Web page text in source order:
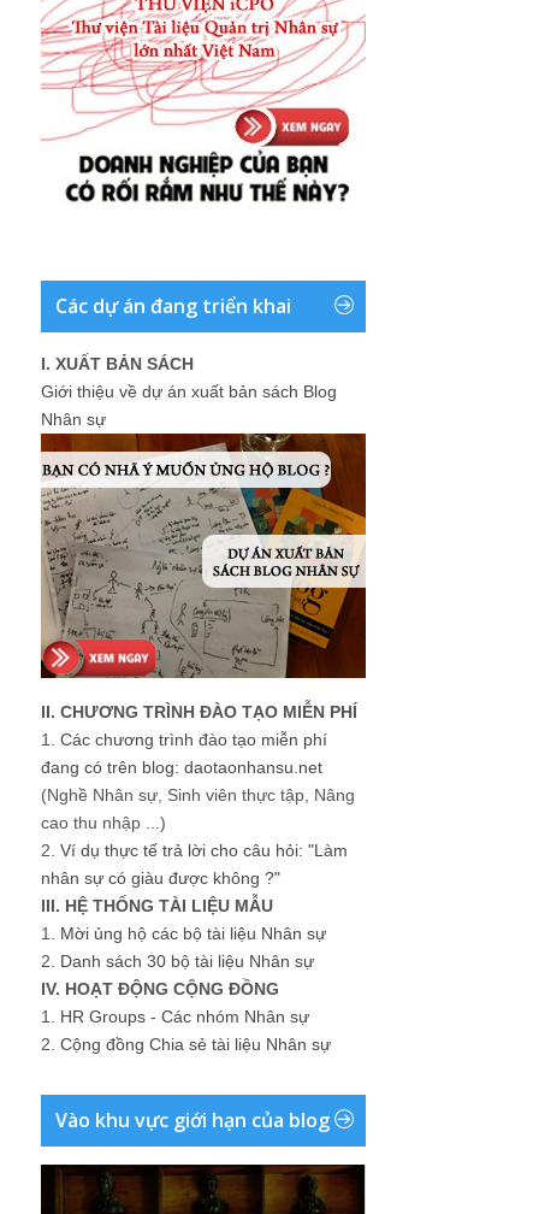
Các dự án đang triển khai
I. XUẤT BẢN SÁCH
Giới thiệu về dự án xuất bản sách Blog
Nhân sự
II. CHƯƠNG TRÌNH ĐÀO TẠO MIỄN PHÍ
1. Các chương trình đào tạo miễn phí
đang có trên blog: daotaonhansu.net
(Nghề Nhân sự, Sinh viên thực tập, Nâng
cao thu nhập ...)
2. Ví dụ thực tế trả lời cho câu hỏi: "Làm
nhân sự có giàu được không ?"
III. HỆ THỐNG TÀI LIỆU MẪU
1. Mời ủng hộ các bộ tài liệu Nhân sự
2. Danh sách 30 bộ tài liệu Nhân sự
IV. HOẠT ĐỘNG CỘNG ĐỒNG
1. HR Groups - Các nhóm Nhân sự
2. Cộng đồng Chia sẻ tài liệu Nhân sự
Vào khu vực giới hạn của blog